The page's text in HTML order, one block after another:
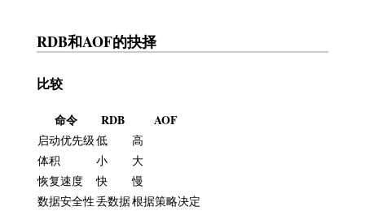
RDB和AOF的抉择
比较
命令 RDB AOF
启动优先级低
高
体积
小
大
恢复速度
快
慢
数据安全性丢数据根据策略决定